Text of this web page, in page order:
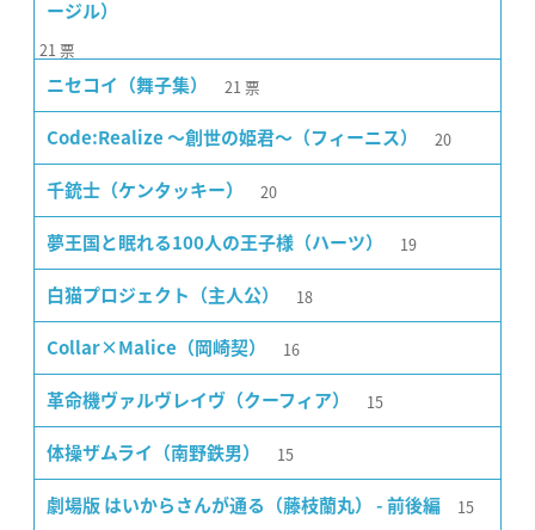
ージル）
21 票
ニセコイ（舞子集） 21 票
Code:Realize 〜創世の姫君〜（フィーニス） 20
千銃士（ケンタッキー） 20
夢王国と眠れる100人の王子様（ハーツ） 19
白猫プロジェクト（主人公） 18
Collar×Malice（岡崎契） 16
革命機ヴァルヴレイヴ（クーフィア） 15
体操ザムライ（南野鉄男） 15
劇場版 はいからさんが通る（藤枝蘭丸） - 前後編 15